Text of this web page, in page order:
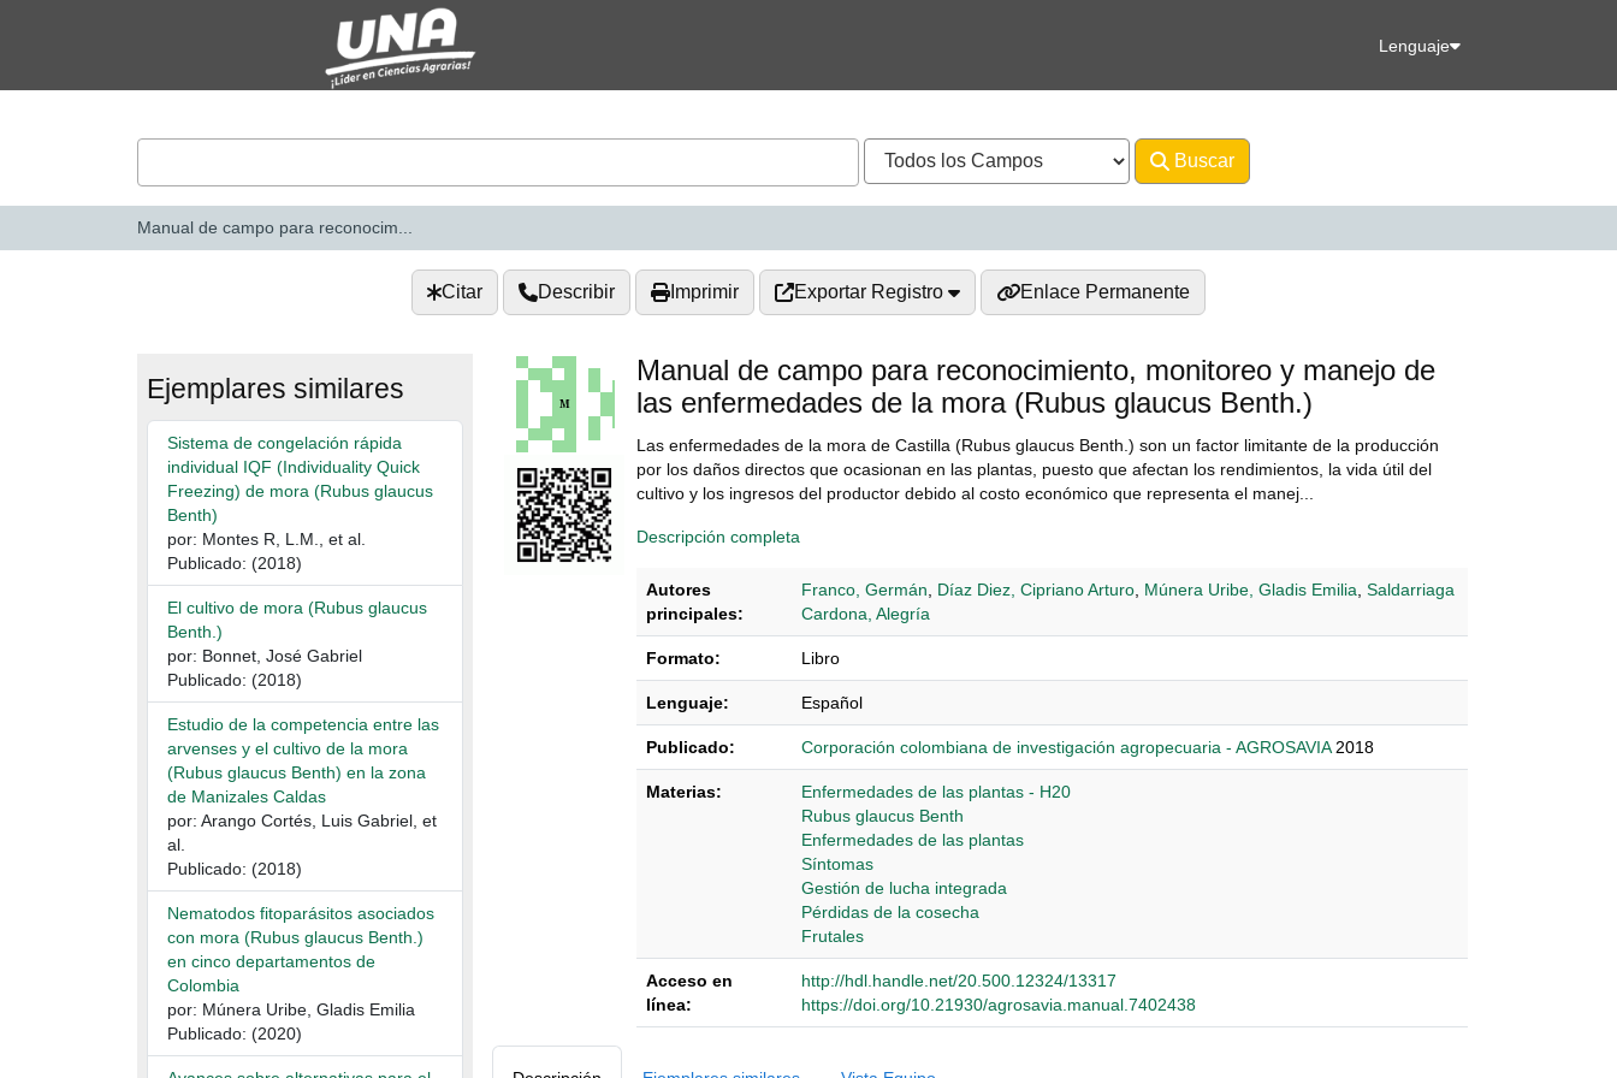
Lenguaje
Buscar
Manual de campo para reconocim...
Citar Describir Imprimir Exportar Registro Enlace Permanente
Manual de campo para reconocimiento, monitoreo y manejo de
las enfermedades de la mora (Rubus glaucus Benth.)
Las enfermedades de la mora de Castilla (Rubus glaucus Benth.) son un factor limitante de la producción
por los daños directos que ocasionan en las plantas, puesto que afectan los rendimientos, la vida útil del
cultivo y los ingresos del productor debido al costo económico que representa el manej...
Descripción completa
Autores
principales:
Franco, Germán, Díaz Diez, Cipriano Arturo, Múnera Uribe, Gladis Emilia, Saldarriaga
Cardona, Alegría
Formato: Libro
Lenguaje: Español
Publicado: ‎‎Corporación colombiana de investigación agropecuaria - AGROSAVIA 2018
Materias:
Enfermedades de las plantas - H20
Rubus glaucus Benth
Enfermedades de las plantas
Síntomas
Gestión de lucha integrada
Pérdidas de la cosecha
Frutales
Acceso en
línea:
http://hdl.handle.net/20.500.12324/13317
https://doi.org/10.21930/agrosavia.manual.7402438
Ejemplares similares
Sistema de congelación rápida
individual IQF (Individuality Quick
Freezing) de mora (Rubus glaucus
Benth)
por: Montes R, L.M., et al.
Publicado: (2018)
El cultivo de mora (Rubus glaucus
Benth.)
por: Bonnet, José Gabriel
Publicado: (2018)
Estudio de la competencia entre las
arvenses y el cultivo de la mora
(Rubus glaucus Benth) en la zona
de Manizales Caldas
por: Arango Cortés, Luis Gabriel, et
al.
Publicado: (2018)
Nematodos fitoparásitos asociados
con mora (Rubus glaucus Benth.)
en cinco departamentos de
Colombia
por: Múnera Uribe, Gladis Emilia
Publicado: (2020)